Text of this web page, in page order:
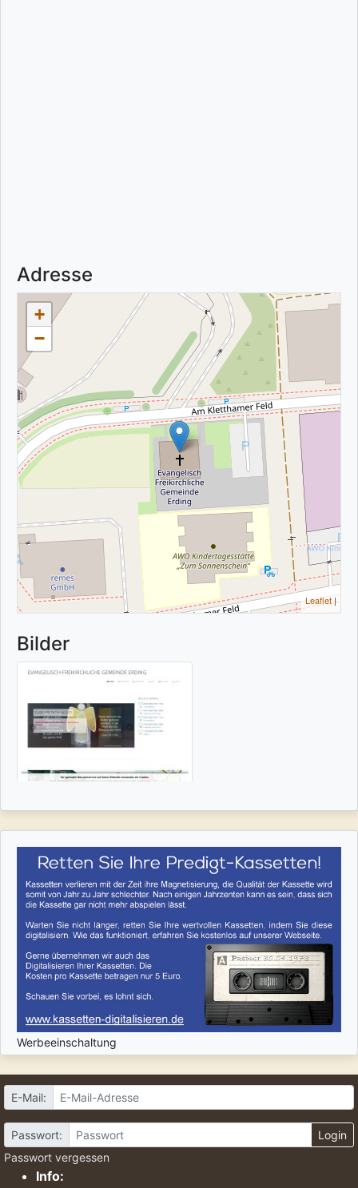
Adresse
+
−
Leaflet|
Bilder
Werbeeinschaltung
E-Mail:
Passwort:
Login
Passwort vergessen
Info: